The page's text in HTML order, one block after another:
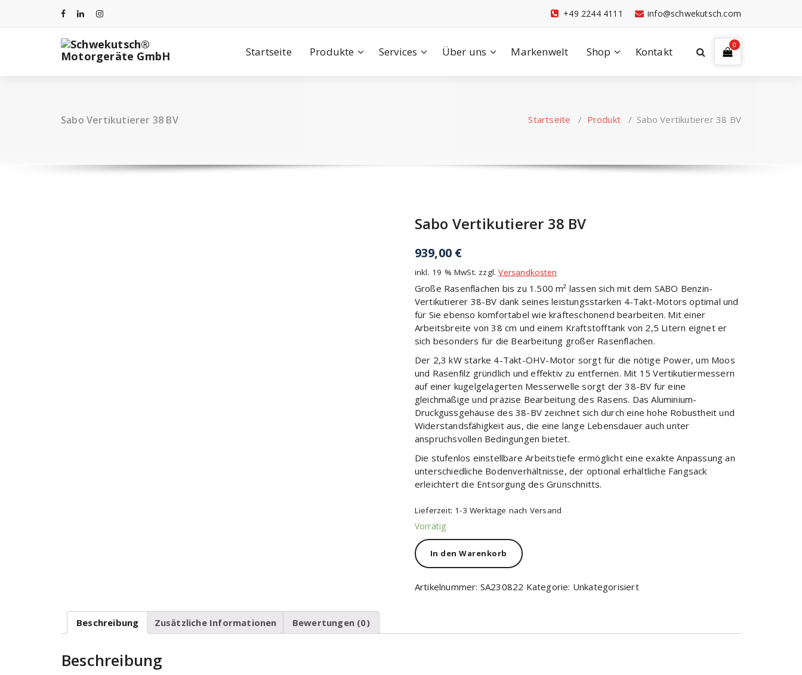
content
info@schwekutsch.com
+49 2244 4111
Startseite Produkte Services Über uns Markenwelt Shop Kontakt 0
Sabo Vertikutierer 38 BV Startseite / Produkt/ Sabo Vertikutierer 38 BV
Sabo Vertikutierer 38 BV
939,00 €
inkl. 19 % MwSt. zzgl.Versandkosten
Große Rasenflächen bis zu 1.500 m² lassen sich mit dem SABO Benzin-
Vertikutierer 38-BV dank seines leistungsstarken 4-Takt-Motors optimal und
für Sie ebenso komfortabel wie kräfteschonend bearbeiten. Mit einer
Arbeitsbreite von 38 cm und einem Kraftstofftank von 2,5 Litern eignet er
sich besonders für die Bearbeitung großer Rasenflächen.
Der 2,3 kW starke 4-Takt-OHV-Motor sorgt für die nötige Power, um Moos
und Rasenfilz gründlich und effektiv zu entfernen. Mit 15 Vertikutiermessern
auf einer kugelgelagerten Messerwelle sorgt der 38-BV für eine
gleichmäßige und präzise Bearbeitung des Rasens. Das Aluminium-
Druckgussgehäuse des 38-BV zeichnet sich durch eine hohe Robustheit und
Widerstandsfähigkeit aus, die eine lange Lebensdauer auch unter
anspruchsvollen Bedingungen bietet.
Die stufenlos einstellbare Arbeitstiefe ermöglicht eine exakte Anpassung an
unterschiedliche Bodenverhältnisse, der optional erhältliche Fangsack
erleichtert die Entsorgung des Grünschnitts.
Lieferzeit: 1-3 Werktage nach Versand
Vorrätig
In den Warenkorb
Artikelnummer: SA230822 Kategorie: Unkategorisiert
Beschreibung Zusätzliche Informationen Bewertungen (0)
Beschreibung